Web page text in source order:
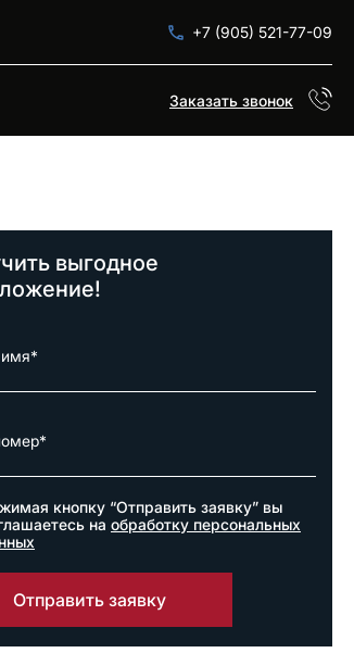
+7 (905) 521-77-09
Заказать звонок
выгодное
кнопку “Отправить заявку” вы
на обработку персональных
Отправить заявку